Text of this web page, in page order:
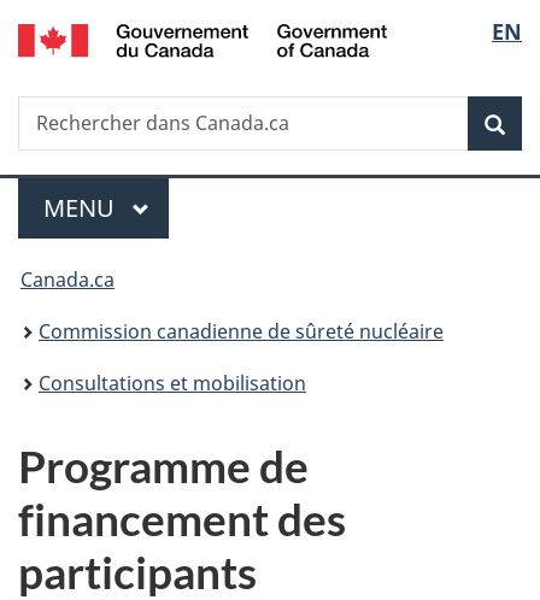
Passer
au
principal
de
la
EN
Recherche
Rechercher
dans
Menu
MENU PRINCIPAL
Vous
êtes
ici
Canada.ca
Commission canadienne de sûreté nucléaire
Consultations et mobilisation
Programme de
financement des
participants